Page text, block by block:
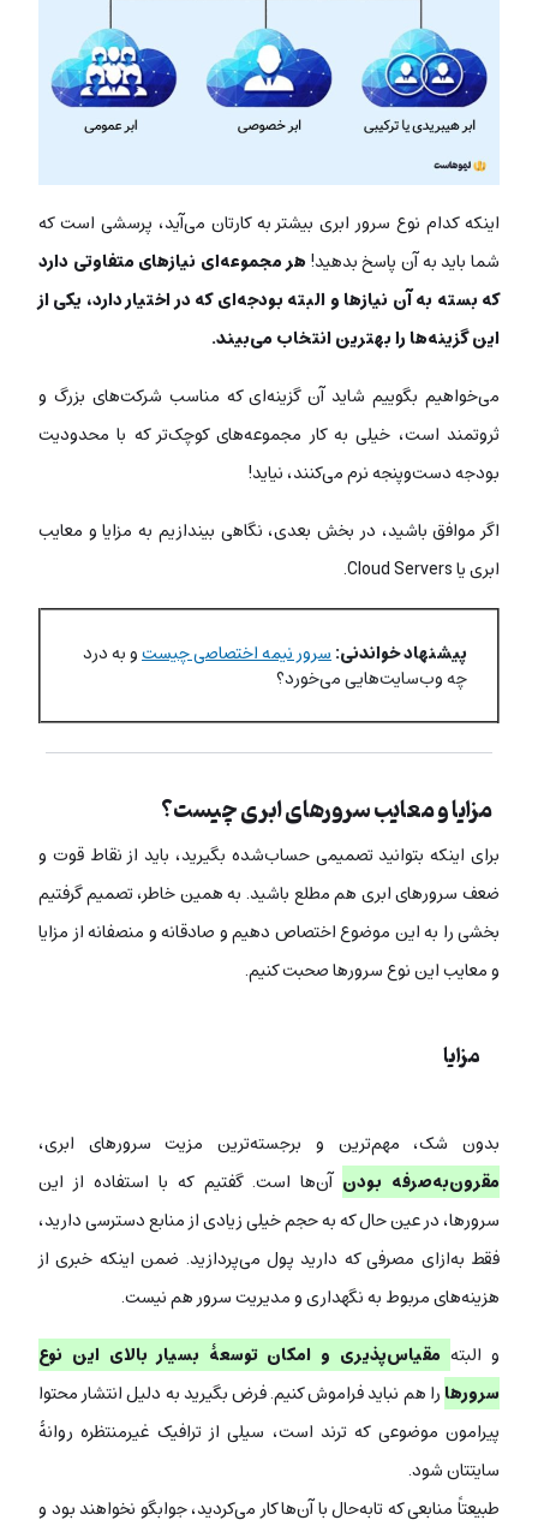
اینکه کدام نوع سرور ابری بیشتر به کارتان می‌آید، پرسشی است که
شما باید به آن پاسخ بدهید!هر مجموعه‌ای نیازهای متفاوتی دارد
که بسته به آن‌ نیازها و البته بودجه‌ای که در اختیار دارد، یکی از
این گزینه‌ها را بهترین انتخاب می‌بیند.
می‌خواهیم بگوییم شاید آن گزینه‌ای که مناسب شرکت‌های بزرگ و
ثروتمند است، خیلی به کار مجموعه‌های کوچک‌تر که با محدودیت
بودجه دست‌وپنجه نرم می‌کنند، نیاید!
اگر موافق باشید، در بخش بعدی، نگاهی بیندازیم به مزایا و معایب
ابری یا Cloud Servers.
پیشنهاد خواندنی:سرور نیمه اختصاصی چیستو به درد
چه وب‌سایت‌هایی می‌خورد؟
مزایا و معایب سرورهای ابری چیست؟
برای اینکه بتوانید تصمیمی حساب‌شده بگیرید، باید از نقاط قوت و
ضعف سرورهای ابری هم مطلع باشید. به همین خاطر، تصمیم گرفتیم
بخشی را به این موضوع اختصاص دهیم و صادقانه و منصفانه از مزایا
و معایب این نوع سرورها صحبت کنیم.
مزایا
بدون شک، مهم‌ترین و برجسته‌ترین مزیت سرورهای ابری،
مقرون‌به‌صرفه بودن آن‌ها است. گفتیم که با استفاده از این
سرورها، در عین حال که به حجم خیلی زیادی از منابع دسترسی دارید،
فقط به‌ازای مصرفی که دارید پول می‌پردازید. ضمن اینکه خبری از
هزینه‌های مربوط به نگهداری و مدیریت سرور هم نیست.
و البته مقیاس‌پذیری و امکان توسعۀ بسیار بالای این نوع
سرورهارا هم نباید فراموش کنیم. فرض بگیرید به دلیل انتشار محتوا
پیرامون موضوعی که ترند است، سیلی از ترافیک غیرمنتظره روانۀ
سایتتان شود.
طبیعتاً منابعی که تابه‌حال با آن‌ها کار می‌کردید، جوابگو نخواهند بود و